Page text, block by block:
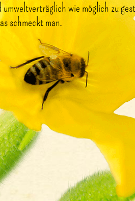
wie möglich zu
schmeckt man.